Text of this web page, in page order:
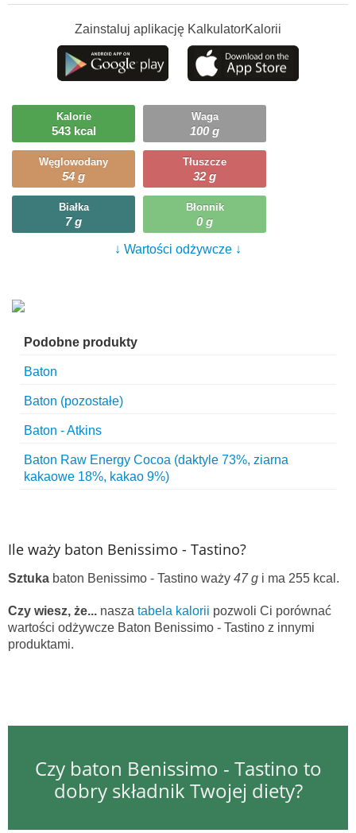
Szczegółówe informacje
Ciekawostki
Ile możesz zjeść?
Zainstaluj aplikację KalkulatorKalorii
Kalorie
543 kcal
Waga
100 g
Węglowodany
54 g
Tłuszcze
32 g
Białka
7 g
Błonnik
0 g
↓ Wartości odżywcze ↓
Podobne produkty
Baton
Baton (pozostałe)
Baton - Atkins
Baton Raw Energy Cocoa (daktyle 73%, ziarna
kakaowe 18%, kakao 9%)
Ile waży baton Benissimo - Tastino?
Sztuka baton Benissimo - Tastino waży 47 g i ma 255 kcal.
Czy wiesz, że... nasza tabela kalorii pozwoli Ci porównać
wartości odżywcze Baton Benissimo - Tastino z innymi
produktami.
Czy baton Benissimo - Tastino to
dobry składnik Twojej diety?